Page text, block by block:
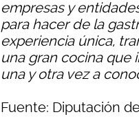
empresas y
para hacer de la
experiencia única,
una gran cocina que
una y otra vez a
Fuente: Diputación